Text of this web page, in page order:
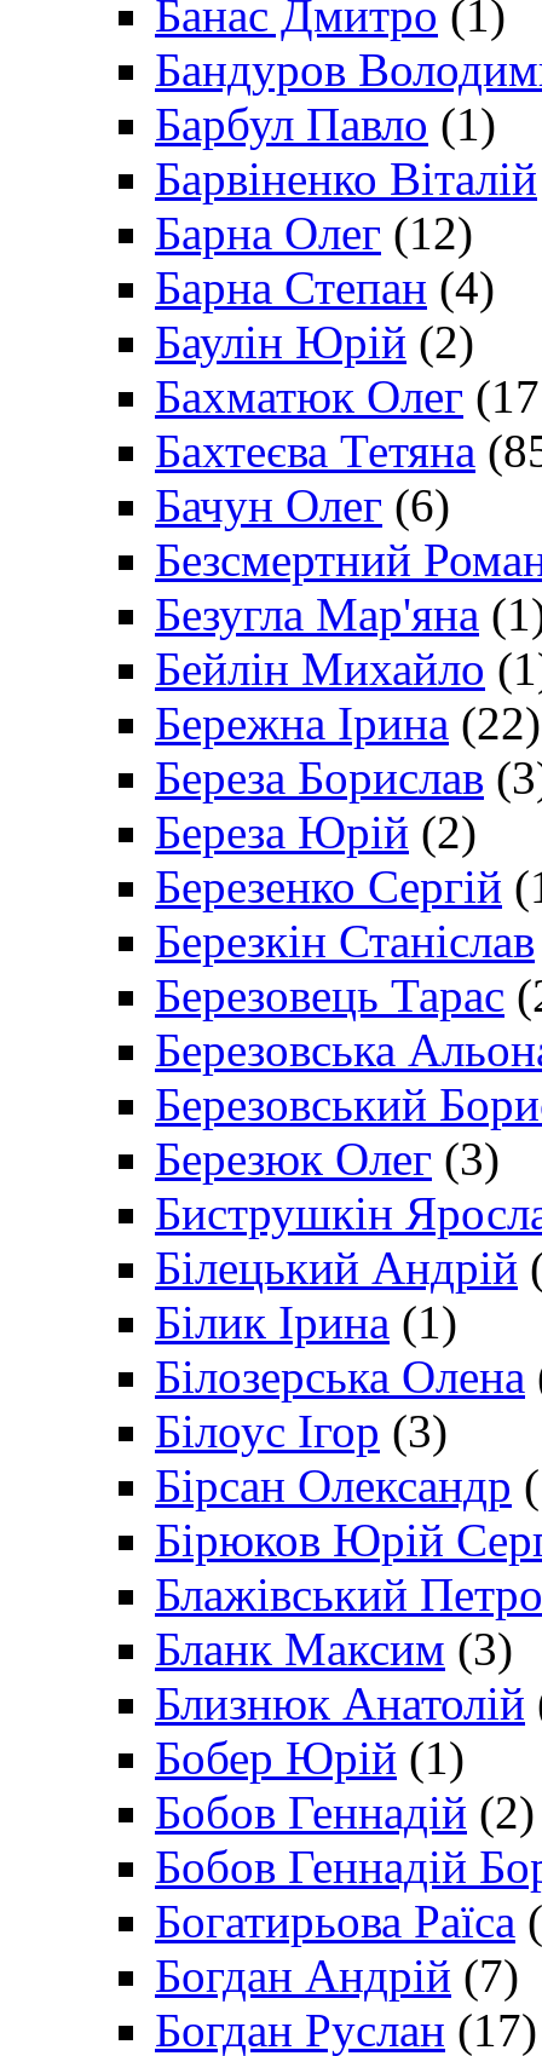
Банас Дмитро (1)
Бандуров
Барбул Павло (1)
Барвіненко Віталій
Барна Олег (12)
Барна Степан (4)
Баулін Юрій (2)
Бахматюк Олег
Бахтеєва Тетяна
Бачун Олег (6)
Безсмертний
Безугла Мар'яна
Бейлін Михайло
Бережна Ірина (22)
Береза Борислав
Береза Юрій (2)
Березенко Сергій
Березкін Станіслав
Березовець Тарас
Березовська
Березовський
Березюк Олег (3)
Биструшкін
Білецький Андрій
Білик Ірина (1)
Білозерська Олена
Білоус Ігор (3)
Бірсан Олександр
Бірюков Юрій
Блажівський Петро
Бланк Максим (3)
Близнюк Анатолій
Бобер Юрій (1)
Бобов Геннадій (2)
Бобов Геннадій
Богатирьова Раїса
Богдан Андрій (7)
Богдан Руслан (17)